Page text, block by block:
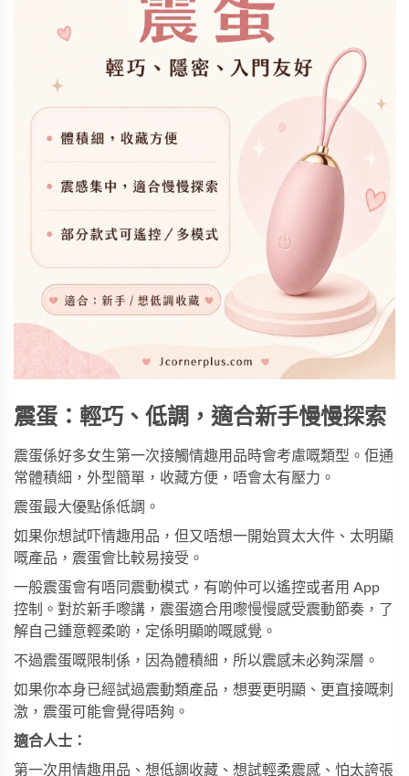
震蛋：輕巧、低調，適合新手慢慢探索
震蛋係好多女生第一次接觸情趣用品時會考慮嘅類型。佢通
常體積細，外型簡單，收藏方便，唔會太有壓力。
震蛋最大優點係低調。
如果你想試吓情趣用品，但又唔想一開始買太大件、太明顯
嘅產品，震蛋會比較易接受。
一般震蛋會有唔同震動模式，有啲仲可以遙控或者用 App
控制。對於新手嚟講，震蛋適合用嚟慢慢感受震動節奏，了
解自己鍾意輕柔啲，定係明顯啲嘅感覺。
不過震蛋嘅限制係，因為體積細，所以震感未必夠深層。
如果你本身已經試過震動類產品，想要更明顯、更直接嘅刺
激，震蛋可能會覺得唔夠。
適合人士：
第一次用情趣用品、想低調收藏、想試輕柔震感、怕太誇張